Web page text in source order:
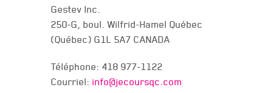
Gestev Inc.
250-G, boul. Wilfrid-Hamel Québec
(Québec) G1L 5A7 CANADA
Téléphone: 418 977-1122
Courriel: info@jecoursqc.com